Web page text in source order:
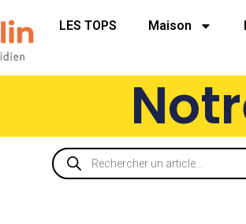
LES TOPS Maison